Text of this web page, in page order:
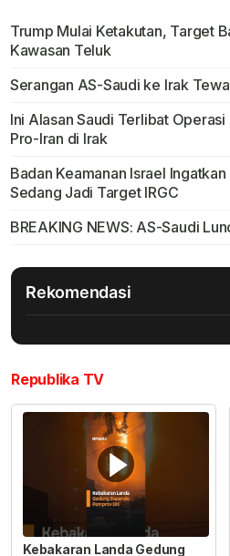
Trump Mulai Ketakutan, Target
Kawasan Teluk
Serangan AS-Saudi ke Irak
Ini Alasan Saudi Terlibat
Pro-Iran di Irak
Badan Keamanan Israel
Sedang Jadi Target IRGC
BREAKING NEWS: AS-Saudi
Rekomendasi
Republika TV
Kebakaran Landa Gedung